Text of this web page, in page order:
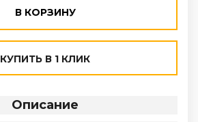
В КОРЗИНУ
КУПИТЬ В 1 КЛИК
Описание